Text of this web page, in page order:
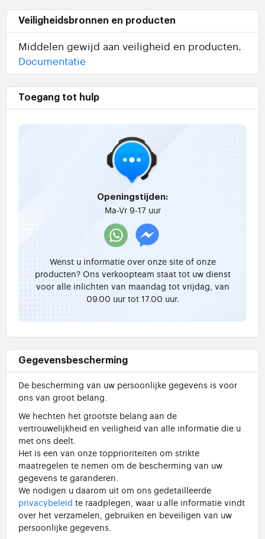
Veiligheidsbronnen en producten
Middelen gewijd aan veiligheid en producten.
Documentatie
Toegang tot hulp
Openingstijden:
Ma-Vr 9-17 uur
Wenst u informatie over onze site of onze
producten? Ons verkoopteam staat tot uw dienst
voor alle inlichten van maandag tot vrijdag, van
09.00 uur tot 17.00 uur.
Gegevensbescherming
De bescherming van uw persoonlijke gegevens is voor
ons van groot belang.
We hechten het grootste belang aan de
vertrouwelijkheid en veiligheid van alle informatie die u
met ons deelt.
Het is een van onze topprioriteiten om strikte
maatregelen te nemen om de bescherming van uw
gegevens te garanderen.
We nodigen u daarom uit om ons gedetailleerde
privacybeleid te raadplegen, waar u alle informatie vindt
over het verzamelen, gebruiken en beveiligen van uw
persoonlijke gegevens.